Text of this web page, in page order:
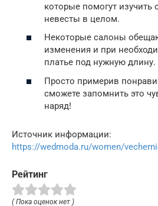
которые помогут изучить
невесты в целом.
Некоторые салоны
изменения и при
платье под нужную длину.
Просто примерив
сможете запомнить это
наряд!
Источник информации:
https://wedmoda.ru/women/
Рейтинг
( Пока оценок нет )